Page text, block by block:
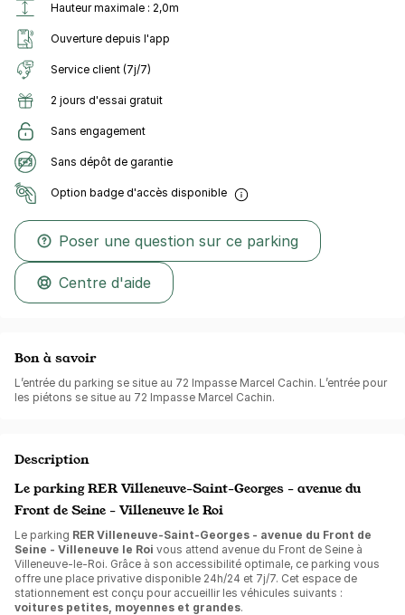
Hauteur maximale : 2,0m
Ouverture depuis l'app
Service client (7j/7)
2 jours d'essai gratuit
Sans engagement
Sans dépôt de garantie
Option badge d'accès disponible
Poser une question sur ce parking
Centre d'aide
Bon à savoir
L’entrée du parking se situe au 72 Impasse Marcel Cachin. L’entrée pour
les piétons se situe au 72 Impasse Marcel Cachin.
Description
Le parking RER Villeneuve-Saint-Georges - avenue du
Front de Seine - Villeneuve le Roi
Le parking RER Villeneuve-Saint-Georges - avenue du Front de
Seine - Villeneuve le Roi vous attend avenue du Front de Seine à
Villeneuve-le-Roi. Grâce à son accessibilité optimale, ce parking vous
offre une place privative disponible 24h/24 et 7j/7. Cet espace de
stationnement est conçu pour accueillir les véhicules suivants :
voitures petites, moyennes et grandes.